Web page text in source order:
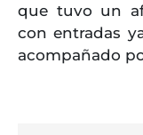
que tuvo un
con entradas
acompañado